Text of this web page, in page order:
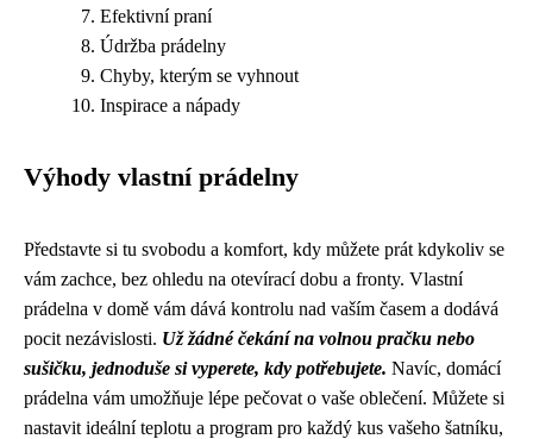
Efektivní praní
Údržba prádelny
Chyby, kterým se vyhnout
Inspirace a nápady
Výhody vlastní prádelny
Představte si tu svobodu a komfort, kdy můžete prát kdykoliv se
vám zachce, bez ohledu na otevírací dobu a fronty. Vlastní
prádelna v domě vám dává kontrolu nad vaším časem a dodává
pocit nezávislosti. Už žádné čekání na volnou pračku nebo
sušičku, jednoduše si vyperete, kdy potřebujete. Navíc, domácí
prádelna vám umožňuje lépe pečovat o vaše oblečení. Můžete si
nastavit ideální teplotu a program pro každý kus vašeho šatníku,